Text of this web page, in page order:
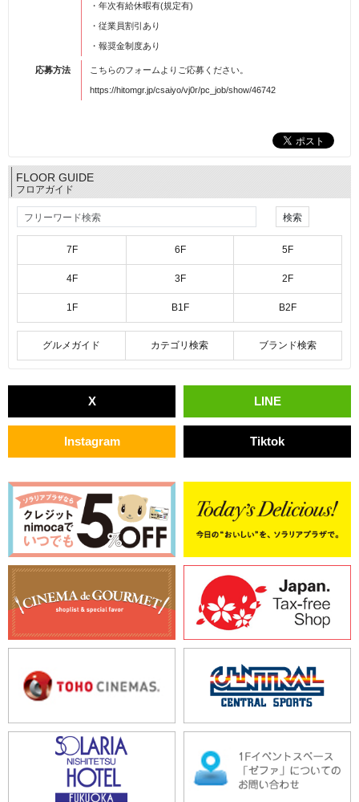
・年次有給休暇有(規定有)
・従業員割引あり
・報奨金制度あり
応募方法 こちらのフォームよりご応募ください。
https://hitomgr.jp/csaiyo/vj0r/pc_job/show/46742
FLOOR GUIDE
フロアガイド
7F 6F 5F
4F 3F 2F
1F B1F B2F
グルメガイド カテゴリ検索 ブランド検索
X LINE
Instagram Tiktok